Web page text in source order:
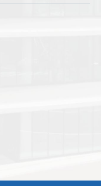
高等学校受験イベント